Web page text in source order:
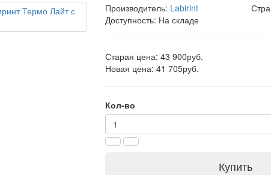
Производитель: Labirint
Доступность: На складе
Старая цена: 43 900руб.
Новая цена: 41 705руб.
Кол-во
Купить